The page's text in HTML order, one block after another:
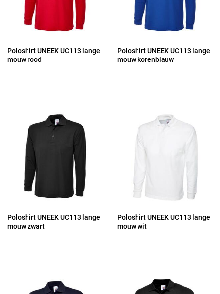
Poloshirt UNEEK UC113 lange
mouw rood
Poloshirt UNEEK UC113 lange
mouw korenblauw
Poloshirt UNEEK UC113 lange
mouw zwart
Poloshirt UNEEK UC113 lange
mouw wit